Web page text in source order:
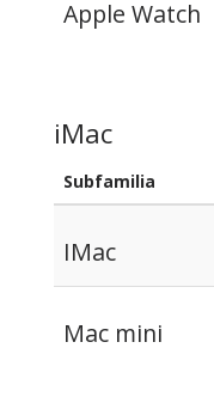
Apple Watch
iMac
Subfamilia
IMac
Mac mini